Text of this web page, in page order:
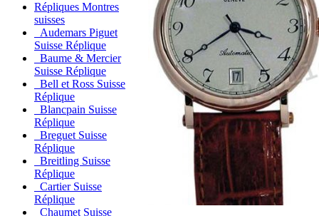
Répliques Montres
suisses
Audemars Piguet
Suisse Réplique
Baume & Mercier
Suisse Réplique
Bell et Ross Suisse
Réplique
Blancpain Suisse
Réplique
Breguet Suisse
Réplique
Breitling Suisse
Réplique
Cartier Suisse
Réplique
Chaumet Suisse